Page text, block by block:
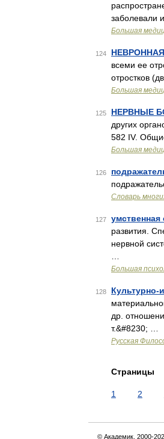
заболевали
Большая
124
всеми ее
отростков
Большая
125 НЕРВНЫЕ
других
582 IV.
Большая
126
Словарь
127 умственная
развития.
нервной
Большая
128 Культурно-
др.
т.&#8230; …
Русская
Страницы
1 2
© Академик, 2000-